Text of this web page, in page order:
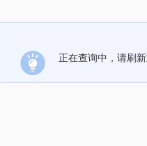
正在查询中，请刷